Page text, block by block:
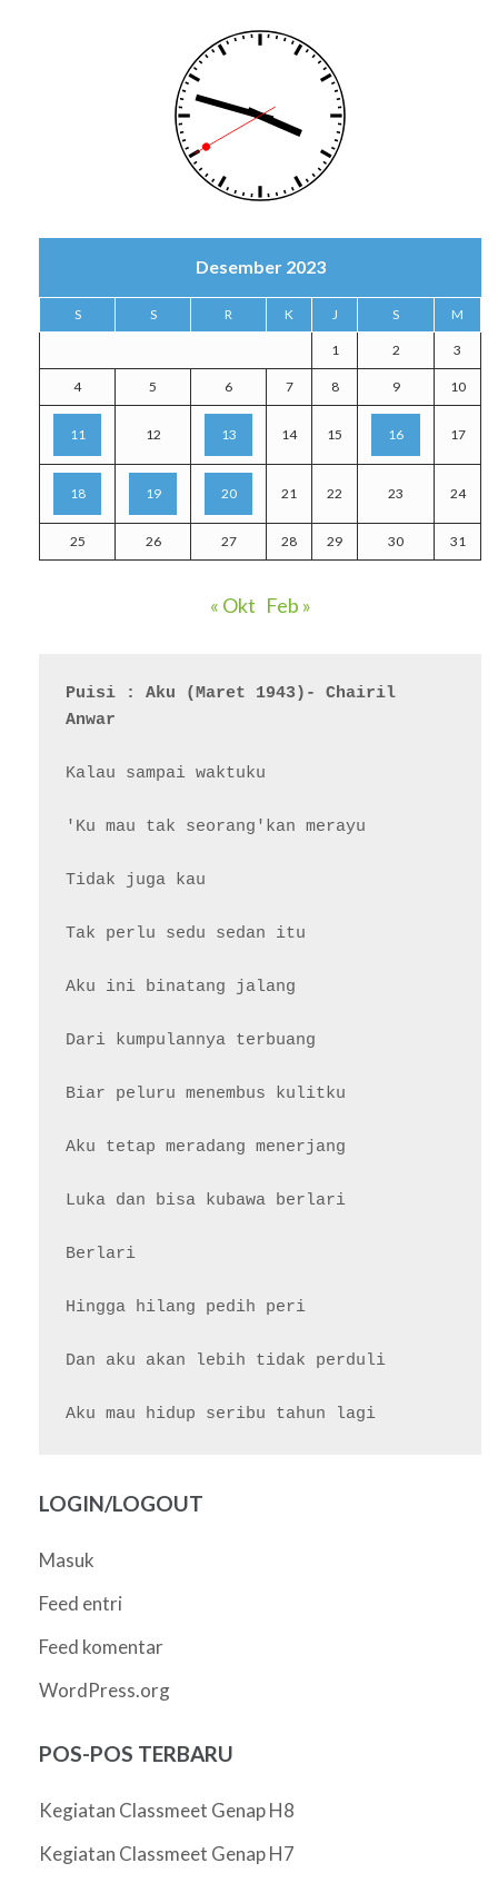
Desember 2023
S S R K J S M
1 2 3
4 5 6 7 8 9 10
11 12 13 14 15 16 17
18 19 20 21 22 23 24
25 26 27 28 29 30 31
« Okt Feb »
Puisi : Aku (Maret 1943)- Chairil
Anwar
Kalau sampai waktuku
'Ku mau tak seorang'kan merayu
Tidak juga kau
Tak perlu sedu sedan itu
Aku ini binatang jalang
Dari kumpulannya terbuang
Biar peluru menembus kulitku
Aku tetap meradang menerjang
Luka dan bisa kubawa berlari
Berlari
Hingga hilang pedih peri
Dan aku akan lebih tidak perduli
LOGIN/LOGOUT
Masuk
Feed entri
Feed komentar
WordPress.org
POS-POS TERBARU
Kegiatan Classmeet Genap H8
Kegiatan Classmeet Genap H7